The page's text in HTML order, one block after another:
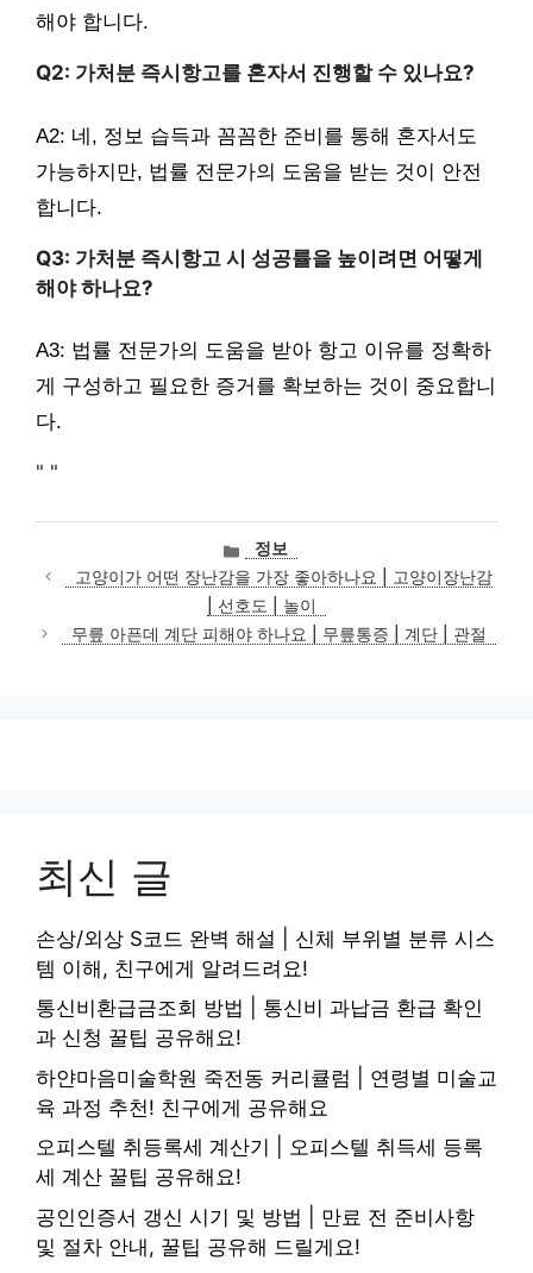
해야 합니다.
Q2: 가처분 즉시항고를 혼자서 진행할 수 있나요?
A2: 네, 정보 습득과 꼼꼼한 준비를 통해 혼자서도
가능하지만, 법률 전문가의 도움을 받는 것이 안전
합니다.
Q3: 가처분 즉시항고 시 성공률을 높이려면 어떻게
해야 하나요?
A3: 법률 전문가의 도움을 받아 항고 이유를 정확하
게 구성하고 필요한 증거를 확보하는 것이 중요합니
다.
" "
카
테
고
리
정보
고양이가 어떤 장난감을 가장 좋아하나요 | 고양이장난감
| 선호도 | 놀이
무릎 아픈데 계단 피해야 하나요 | 무릎통증 | 계단 | 관절
최신 글
손상/외상 S코드 완벽 해설 | 신체 부위별 분류 시스
템 이해, 친구에게 알려드려요!
통신비환급금조회 방법 | 통신비 과납금 환급 확인
과 신청 꿀팁 공유해요!
하얀마음미술학원 죽전동 커리큘럼 | 연령별 미술교
육 과정 추천! 친구에게 공유해요
오피스텔 취등록세 계산기 | 오피스텔 취득세 등록
세 계산 꿀팁 공유해요!
공인인증서 갱신 시기 및 방법 | 만료 전 준비사항
및 절차 안내, 꿀팁 공유해 드릴게요!